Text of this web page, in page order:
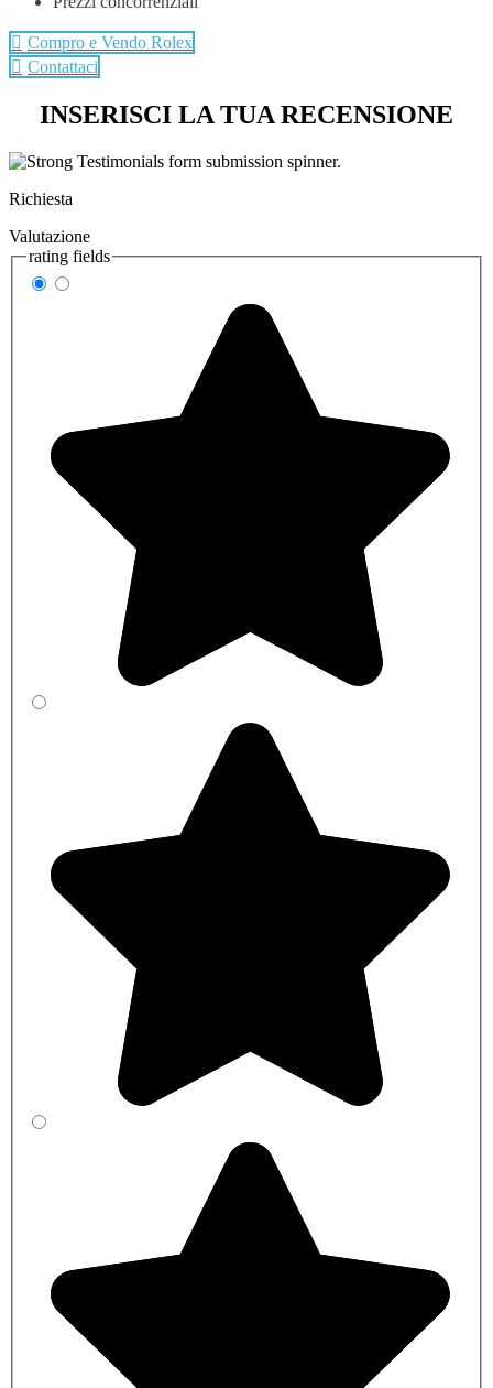
Compro e Vendo Rolex
Contattaci
INSERISCI LA TUA RECENSIONE
Richiesta
Valutazione
rating fields